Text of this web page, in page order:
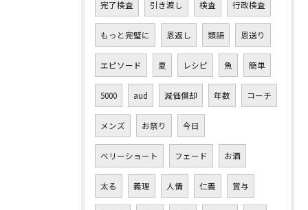
完了検査 引き渡し 検査 行政検査
もっと完璧に 恩返し 類語 恩送り
エピソード 夏 レシピ 魚 簡単
5000 aud 減価償却 年数 コーチ
メンズ お祭り 今日
ベリーショート フェード お酒
太る 義理 人情 仁義 賞与